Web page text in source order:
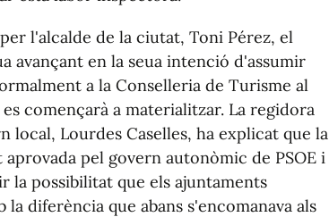
l'alcalde de la ciutat, Toni Pérez, el
avançant en la seua intenció d'assumir
a la Conselleria de Turisme al
començarà a materialitzar. La regidora
local, Lourdes Caselles, ha explicat que la
pel govern autonòmic de PSOE i
la possibilitat que els ajuntaments
diferència que abans s'encomanava als